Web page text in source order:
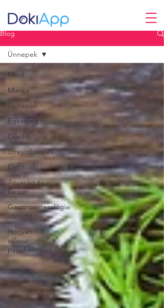
Blog
Mind
Munka
Ünnepek
Egészség
Család
Stresszkezelés
Életmód
Anyaság és
karrier
Gasztroenterológiai
útmutató
Hogyan
válassz
pszichológust
Ünnepek